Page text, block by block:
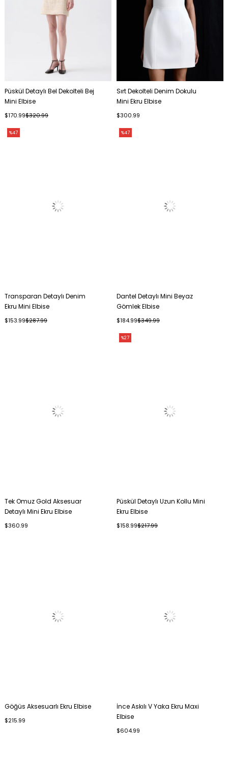
Püskül Detaylı Bel Dekolteli Bej
Mini Elbise
$170.99$320.99
Sırt Dekolteli Denim Dokulu
Mini Ekru Elbise
$300.99
Transparan Detaylı Denim
Ekru Mini Elbise
$153.99$287.99
%47
Dantel Detaylı Mini Beyaz
Gömlek Elbise
$184.99$349.99
%47
Tek Omuz Gold Aksesuar
Detaylı Mini Ekru Elbise
$360.99
Püskül Detaylı Uzun Kollu Mini
Ekru Elbise
$158.99$217.99
%27
Göğüs Aksesuarlı Ekru Elbise
$215.99
İnce Askılı V Yaka Ekru Maxi
Elbise
$604.99